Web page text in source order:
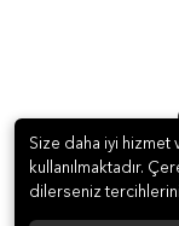
Size daha iyi
kullanılmaktadır.
dilerseniz